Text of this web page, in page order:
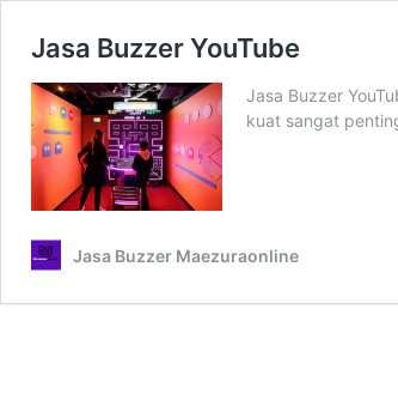
Jasa Buzzer YouTube
Jasa Buzzer
kuat sangat
Jasa Buzzer Maezuraonline